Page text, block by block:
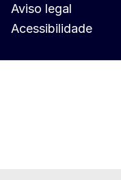
Aviso legal
Acessibilidade